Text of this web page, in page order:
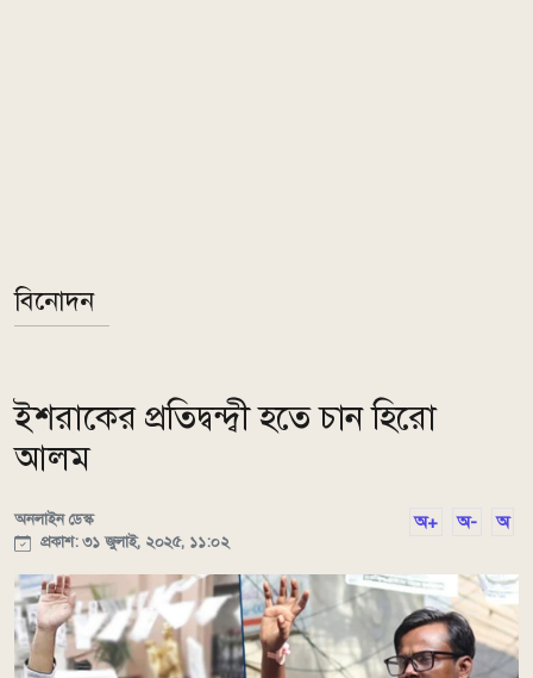
বিনোদন
ইশরাকের প্রতিদ্বন্দ্বী হতে চান হিরো
আলম
অনলাইন ডেস্ক
প্রকাশ: ৩১ জুলাই, ২০২৫, ১১:০২
অ+ অ- অ